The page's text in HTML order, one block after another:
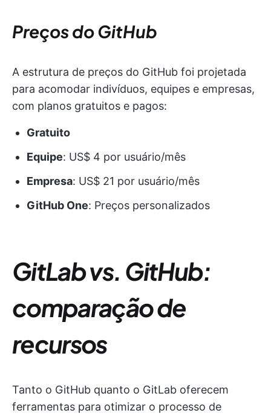
Preços do GitHub
A estrutura de preços do GitHub foi projetada
para acomodar indivíduos, equipes e empresas,
com planos gratuitos e pagos:
Gratuito
Equipe: US$ 4 por usuário/mês
Empresa: US$ 21 por usuário/mês
GitHub One: Preços personalizados
GitLab vs. GitHub:
comparação de
recursos
Tanto o GitHub quanto o GitLab oferecem
ferramentas para otimizar o processo de